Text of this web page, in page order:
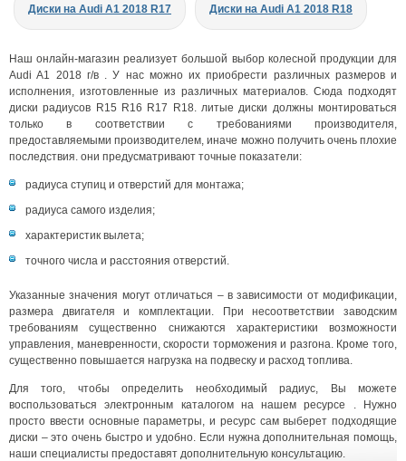
Диски на Audi A1 2018 R17 Диски на Audi A1 2018 R18
Наш онлайн-магазин реализует большой выбор колесной продукции для
Audi A1 2018 г/в . У нас можно их приобрести различных размеров и
исполнения, изготовленные из различных материалов. Сюда подходят
диски радиусов R15 R16 R17 R18. литые диски должны монтироваться
только в соответствии с требованиями производителя,
предоставляемыми производителем, иначе можно получить очень плохие
последствия. они предусматривают точные показатели:
радиуса ступиц и отверстий для монтажа;
радиуса самого изделия;
характеристик вылета;
точного числа и расстояния отверстий.
Указанные значения могут отличаться – в зависимости от модификации,
размера двигателя и комплектации. При несоответствии заводским
требованиям существенно снижаются характеристики возможности
управления, маневренности, скорости торможения и разгона. Кроме того,
существенно повышается нагрузка на подвеску и расход топлива.
Для того, чтобы определить необходимый радиус, Вы можете
воспользоваться электронным каталогом на нашем ресурсе . Нужно
просто ввести основные параметры, и ресурс сам выберет подходящие
диски – это очень быстро и удобно. Если нужна дополнительная помощь,
наши специалисты предоставят дополнительную консультацию.